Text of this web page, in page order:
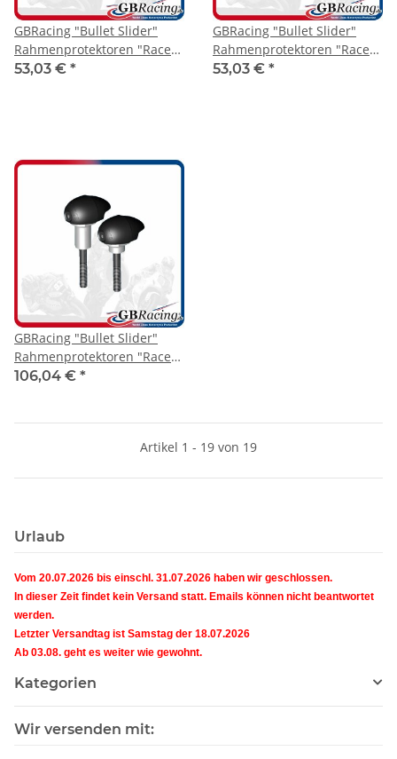
GBRacing "Bullet Slider"
Rahmenprotektoren "Race"
53,03 € *
GBRacing "Bullet Slider"
Rahmenprotektoren "Race"
53,03 € *
GBRacing "Bullet Slider"
Rahmenprotektoren "Race"
Aprilia RSV4 09-23
106,04 € *
Artikel 1 - 19 von 19
Urlaub
Vom 20.07.2026 bis einschl. 31.07.2026 haben wir geschlossen.
In dieser Zeit findet kein Versand statt. Emails können nicht beantwortet
werden.
Letzter Versandtag ist Samstag der 18.07.2026
Ab 03.08. geht es weiter wie gewohnt.
Kategorien
Wir versenden mit: